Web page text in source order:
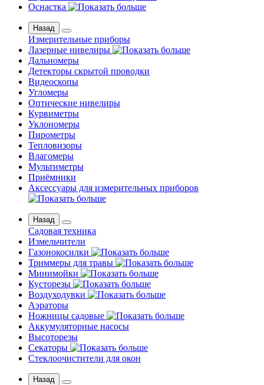
Оснастка
Назад
Измерительные приборы
Лазерные нивелиры
Дальномеры
Детекторы скрытой проводки
Видеоскопы
Угломеры
Оптические нивелиры
Курвиметры
Уклономеры
Пирометры
Тепловизоры
Влагомеры
Мультиметры
Приёмники
Аксессуары для измерительных приборов
Назад
Садовая техника
Измельчители
Газонокосилки
Триммеры для травы
Минимойки
Кусторезы
Воздуходувки
Аэраторы
Ножницы садовые
Аккумуляторные насосы
Высоторезы
Секаторы
Стеклоочистители для окон
Назад